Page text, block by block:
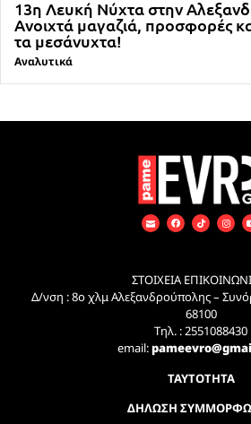
13η Λευκή Νύχτα στην
Ανοιχτά μαγαζιά, προσφορές
τα μεσάνυχτα!
Αναλυτικά
ΣΤΟΙΧΕΙΑ
Δ/νση : 8ο χλμ Αλεξανδρούπολης –
68100
Τηλ. : 2551088430
email:
ΤΑΥΤΟΤΗΤΑ
ΔΗΛΩΣΗ